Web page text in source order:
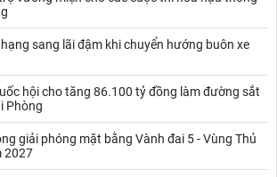
sang lãi đậm khi chuyển hướng buôn xe
hội cho tăng 86.100 tỷ đồng làm đường sắt
Phòng
giải phóng mặt bằng Vành đai 5 - Vùng Thủ
2027